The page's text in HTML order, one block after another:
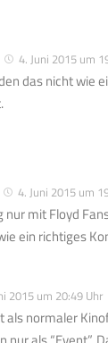
4. Juni 2015 um
das nicht wie
4. Juni 2015 um
nur mit Floyd
ein richtiges
2015 um 20:49 Uhr
als normaler